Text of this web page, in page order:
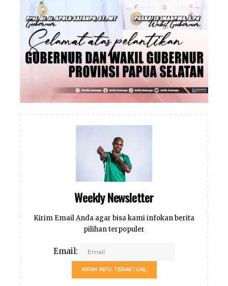
Weekly Newsletter
Kirim Email Anda agar bisa kami infokan berita
pilihan terpopuler
Email:
KIRIM INFO TERAKTUAL